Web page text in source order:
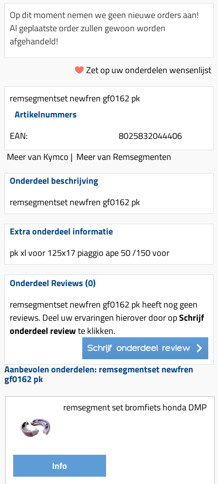
Spanningsregelaar
Toerenbegrenzer
Remlichtschakelaar
Luchtfilter (delen)
Luchtfilter deksel
Motor blokken
Membraan (delen)
Pakking (sets)
Vlotterbak pakking
Powerfilter
Schakel (delen)
Spruitstuk (delen)
Uitlaten compleet
Uitlaat bocht
Radiateur (delen)
Waterpomp (delen)
V-snaren
Variorolsets
Pulley
Voor tandwielen
Origineel zuigers
Tomos opvoeren (kits)
Koppeling trekveer
Ketting / tandwiel
Km teller kabel
Kickstart deksel
Kickstart ronsel
Schokbrekers
Spiegels
Stuur (delen)
Remblokken
Rem (delen)
Remhevels
Remsegmenten
Remschijven
Voorrem kabel
Wiel (delen)
Zadel
Kickstart (delen)
Kinderzitje (scooter)
Olie-onderhoudsmiddelen
Oppakbeugel
Scooterhoezen
Scooter Kleding
Stickers
Stuurslot
Regenkleding
Vespa accessoires
Voordragers
Accessoires overig
Zadel
Speednut
Op dit moment nemen we geen nieuwe orders aan!
Al geplaatste order zullen gewoon worden
afgehandeld!
Zet op uw onderdelen wensenlijst
remsegmentset newfren gf0162 pk
Artikelnummers
EAN:
8025832044406
Meer van Kymco | Meer van Remsegmenten
Onderdeel beschrijving
remsegmentset newfren gf0162 pk
Extra onderdeel informatie
pk xl voor 125x17 piaggio ape 50 /150 voor
Onderdeel Reviews (0)
remsegmentset newfren gf0162 pk heeft nog geen
reviews. Deel uw ervaringen hierover door opSchrijf
onderdeel reviewte klikken.
Schrijf onderdeel review
Aanbevolen onderdelen: remsegmentset newfren
gf0162 pk
remsegment set bromfiets honda DMP
Info